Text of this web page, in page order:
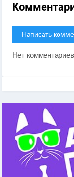
Написать
Нет